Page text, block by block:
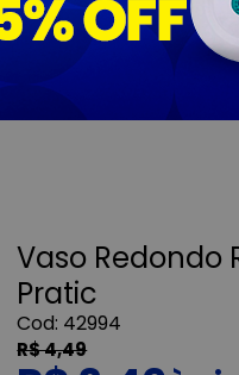
Vaso Redondo
Pratic
42994
R$ 4,49